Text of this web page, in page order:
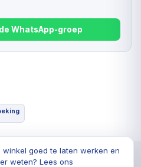
WhatsApp-groep
voorbehouden
Cookiebeleid
goed te laten werken en
weten? Lees ons